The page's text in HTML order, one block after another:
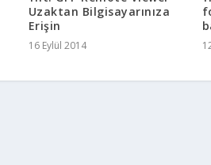
Uzaktan Bilgisayarınıza
Erişin
16 Eylül 2014